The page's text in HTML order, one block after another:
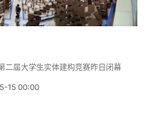
二届大学生实体建构竞赛昨日闭幕
15 00:00